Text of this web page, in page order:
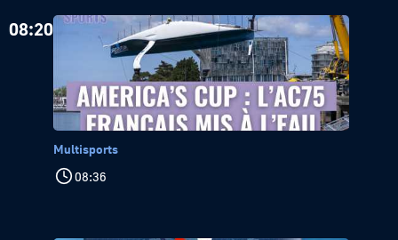
08:20
Multisports
08:36